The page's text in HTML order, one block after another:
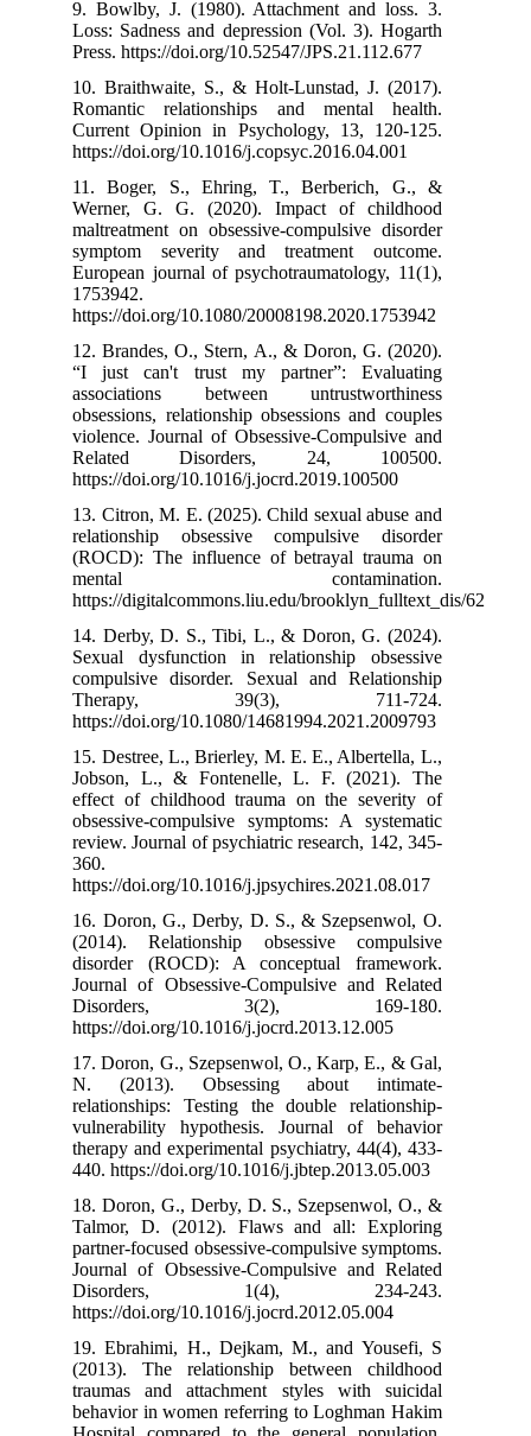
9. Bowlby, J.
Loss: Sadness
Press. https://
10.
Romantic
Current
11. Boger,
Werner, G.
maltreatment
symptom
European
https://doi.org/
12. Brandes,
“I just can't
obsessions,
violence.
Related
13. Citron, M.
relationship
(ROCD): The
mental
https://
14. Derby, D.
Sexual
compulsive
https://doi.org/
15. Destree,
Jobson, L.,
effect of
obsessive-
review. Journal
https://doi.org/
16. Doron, G.,
(2014).
disorder
Journal of
17. Doron, G.,
N. (2013).
relationships:
vulnerability
therapy and
440. https://
18. Doron, G.,
Talmor, D.
partner-
Journal of
19. Ebrahimi,
(2013). The
traumas and
behavior in